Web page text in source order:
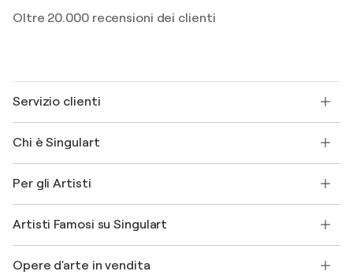
Oltre 20.000 recensioni dei clienti
Servizio clienti
Spedizione
Offri una carta regalo
Partecipa al nostro programma commerciale
Il mio account
Protezione acquirente
+39 694500608
Chi è Singulart
FAQ
Magazine di Singulart
Lavori
Scopri arte originale selezionata
Per gli Artisti
Accedi come Artista
Artisti Famosi su Singulart
Marc Chagall
Opere d'arte in vendita